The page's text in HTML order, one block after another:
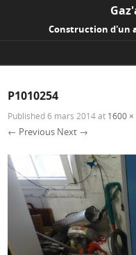
Construction d'un
P1010254
Published6 mars 2014at 1600
← Previous Next →